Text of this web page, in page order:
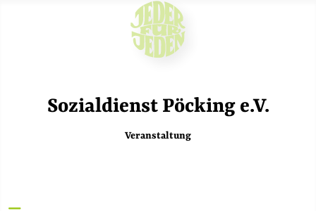
Sozialdienst Pöcking e.V.
Veranstaltung